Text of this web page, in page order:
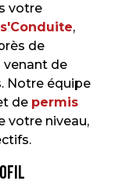
votre
,
de
venant de
Notre équipe
de permis
votre niveau,